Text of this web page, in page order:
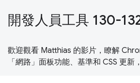
開發人員工具 130-
歡迎觀看 Matthias 的影片，瞭解
「網路」面板功能、基準和 CSS 更新